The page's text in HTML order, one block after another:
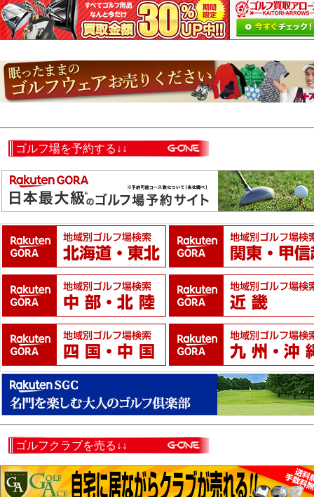
ゴルフ場を予約する↓↓
ゴルフクラブを売る↓↓